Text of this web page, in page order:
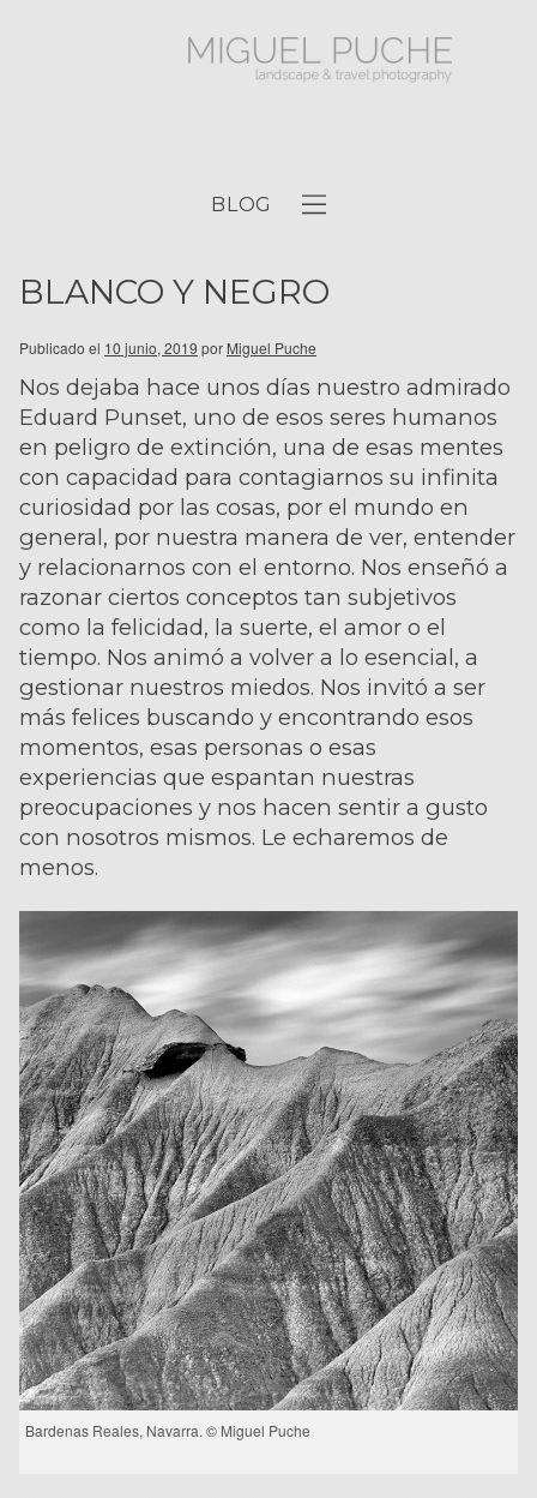
BLOG
BLANCO Y NEGRO
Publicado el 10 junio, 2019 por Miguel Puche
Nos dejaba hace unos días nuestro admirado
Eduard Punset, uno de esos seres humanos
en peligro de extinción, una de esas mentes
con capacidad para contagiarnos su infinita
curiosidad por las cosas, por el mundo en
general, por nuestra manera de ver, entender
y relacionarnos con el entorno. Nos enseñó a
razonar ciertos conceptos tan subjetivos
como la felicidad, la suerte, el amor o el
tiempo. Nos animó a volver a lo esencial, a
gestionar nuestros miedos. Nos invitó a ser
más felices buscando y encontrando esos
momentos, esas personas o esas
experiencias que espantan nuestras
preocupaciones y nos hacen sentir a gusto
con nosotros mismos. Le echaremos de
menos.
Bardenas Reales, Navarra. © Miguel Puche